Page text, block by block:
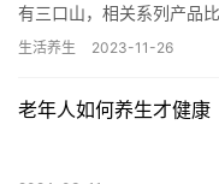
有三口山，相关系列产品
歌曲的原唱是杨洪基。2.
生活养生 2023-11-26
老年人如何养生才健康